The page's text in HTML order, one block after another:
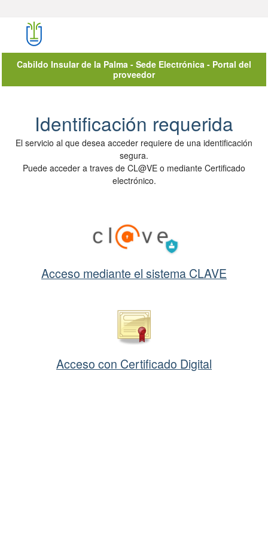
Cabildo Insular de la Palma - Sede Electrónica - Portal del
proveedor
Autenticación del Usuario
Identificación requerida
El servicio al que desea acceder requiere de una identificación
segura.
Puede acceder a traves de CL@VE o mediante Certificado
electrónico.
Acceso mediante el sistema CLAVE
Acceso con Certificado Digital